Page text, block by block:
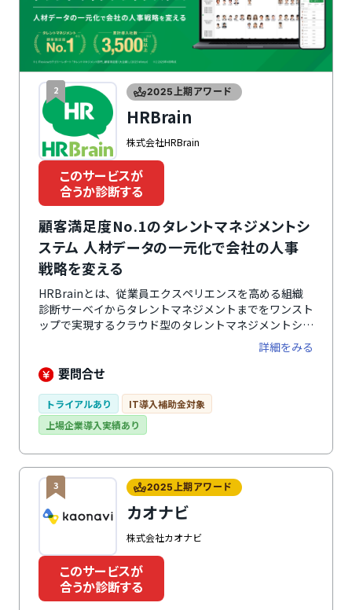
2 2025上期アワード
HRBrain
株式会社HRBrain
このサービスが
合うか診断する
顧客満足度No.1のタレントマネジメントシ
ステム 人材データの一元化で会社の人事
戦略を変える
HRBrainとは、従業員エクスペリエンスを高める組織
診断サーベイからタレントマネジメントまでをワンスト
ップで実現するクラウド型のタレントマネジメントシス
テムです。社員の人事評価データや資格・スキル情報な
ど、あらゆる人材データを一元管理することで、業務の
効率化やデータ分析・活用が可能になります。UI・UX
使えるのが特徴。サポート体制も手厚く、企業ごとに専
任のカスタマーサクセス担当者がつき、導入時の初期設
定から導入後の運用までサポートします。タレントマネ
ジメントや人事評価制度構築における課題もスムーズに
解決しながら運用できます。料金プランは自社の状況に
合わせて選択可能です。
詳細をみる
要問合せ
トライアルあり
IT導入補助金対象
上場企業導入実績あり
3 2025上期アワード
カオナビ
株式会社カオナビ
このサービスが
合うか診断する